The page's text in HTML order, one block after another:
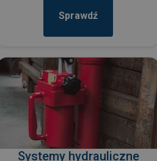
Sprawdź
Systemy hydrauliczne